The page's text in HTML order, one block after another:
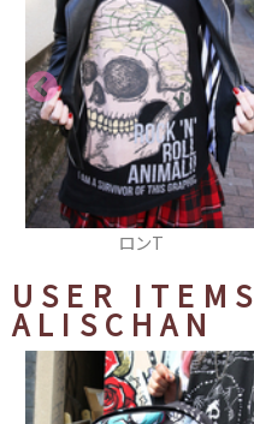
トートバッグ
USER ITEMS
ALISCHAN